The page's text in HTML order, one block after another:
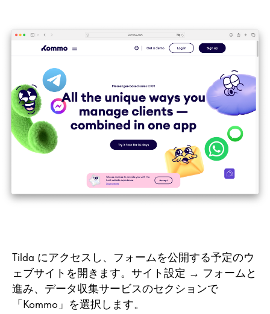
Tilda にアクセスし、フォームを公開する予定のウ
ェブサイトを開きます。サイト設定 → フォームと
進み、データ収集サービスのセクションで
「Kommo」を選択します。